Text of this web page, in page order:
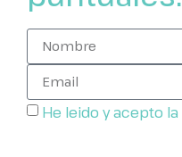
He leido y acepto la